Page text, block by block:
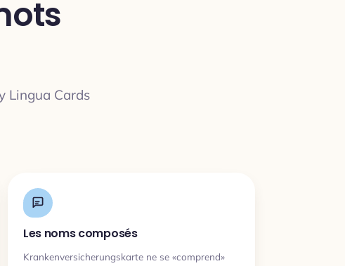
Lingua Cards
Les noms composés
Krankenversicherungskarte ne se «comprend»